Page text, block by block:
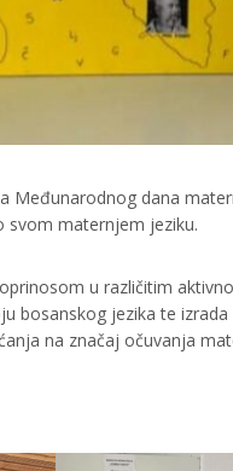
Međunarodnog dana
svom maternjem jeziku.
u različitim
bosanskog jezika te
na značaj očuvanja